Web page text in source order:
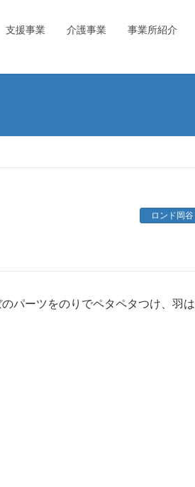
支援事業 介護事業 事業所紹介
ロンド岡谷
パーツをのりでペタペタつけ、羽は